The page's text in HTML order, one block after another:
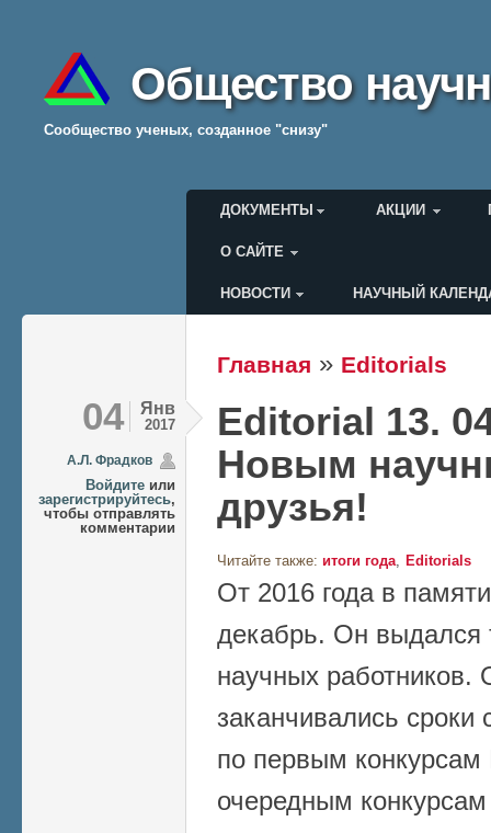
Общество
Cообщество ученых, созданное "снизу"
Главное меню
ДОКУМЕНТЫ АКЦИИ
О САЙТЕ
Меню пользователя
НОВОСТИ НАУЧНЫЙ
Вы здесь
Главная » Editorials
04 Янв
2017
А.Л. Фрадков
Войдите или
зарегистрируйтесь,
чтобы отправлять
комментарии
Editorial 13.
Новым
друзья!
Читайте также: итоги года Editorials
От 2016 года в
декабрь. Он выдался
научных работников.
заканчивались сроки
по первым
очередным